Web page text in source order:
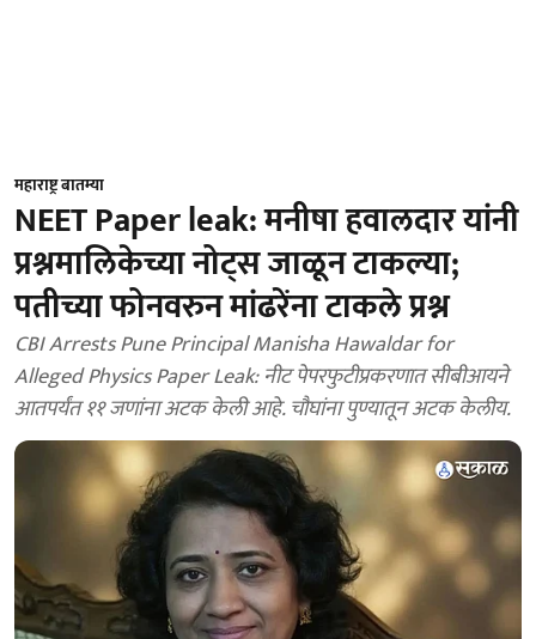
महाराष्ट्र बातम्या
NEET Paper leak: मनीषा हवालदार यांनी
प्रश्नमालिकेच्या नोट्स जाळून टाकल्या;
पतीच्या फोनवरुन मांढरेंना टाकले प्रश्न
CBI Arrests Pune Principal Manisha Hawaldar for
Alleged Physics Paper Leak: नीट पेपरफुटीप्रकरणात सीबीआयने
आतपर्यंत ११ जणांना अटक केली आहे. चौघांना पुण्यातून अटक केलीय.